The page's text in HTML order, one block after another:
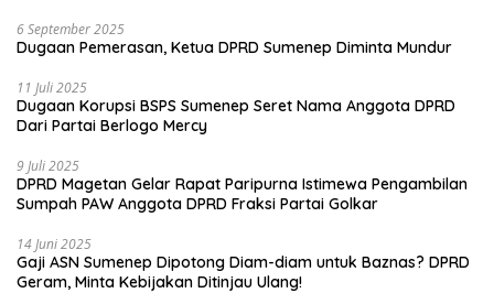
6 September 2025
Dugaan Pemerasan, Ketua DPRD Sumenep Diminta Mundur
11 Juli 2025
Dugaan Korupsi BSPS Sumenep Seret Nama Anggota DPRD
Dari Partai Berlogo Mercy
9 Juli 2025
DPRD Magetan Gelar Rapat Paripurna Istimewa Pengambilan
Sumpah PAW Anggota DPRD Fraksi Partai Golkar
14 Juni 2025
Gaji ASN Sumenep Dipotong Diam-diam untuk Baznas? DPRD
Geram, Minta Kebijakan Ditinjau Ulang!